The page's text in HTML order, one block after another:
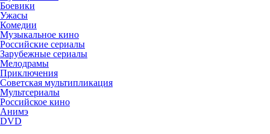
Боевики
Ужасы
Комедии
Музыкальное кино
Российские сериалы
Зарубежные сериалы
Мелодрамы
Приключения
Советская мультипликация
Мультсериалы
Российское кино
Анимэ
DVD